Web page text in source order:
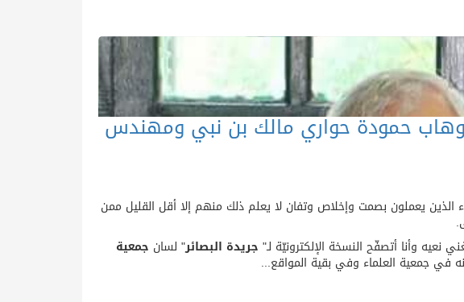
حمودة حواري مالك بن نبي ومهندس
الذين يعملون بصمت وإخلاص وتفان لا يعلم ذلك منهم إلا أقل القليل ممن
نعيه وأنا أتصفّح النسخة الإلكترونيّة لـ" جريدة البصائر" لسان جمعية
في جمعية العلماء وفي بقية المواقع...